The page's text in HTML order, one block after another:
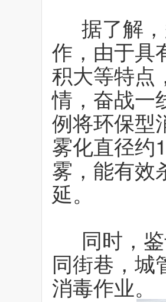
据了解，
作，由于具
积大等特点
情，奋战一
例将环保型
雾化直径约
雾，能有效
延。
同时，鉴
同街巷，城
消毒作业。